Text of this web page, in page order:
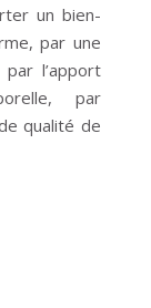
un bien-
par une
l’apport
par
qualité de